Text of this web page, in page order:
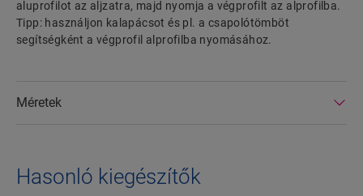
aluprofilot az aljzatra, majd nyomja a végprofilt az alprofilba.
Tipp: használjon kalapácsot és pl. a csapolótömböt
segítségként a végprofil alprofilba nyomásához.
Méretek
Hasonló kiegészítők